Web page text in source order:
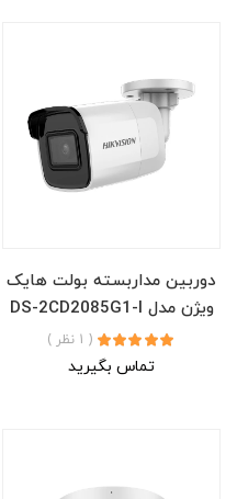
دوربین مداربسته بولت هایک
ویژن مدل DS-2CD2085G1-I
( 1 نظر )
تماس بگیرید